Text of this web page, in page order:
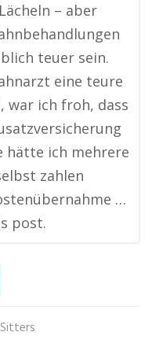
– aber
teuer sein.
eine teure
war ich froh, dass
hätte ich mehrere
zahlen
…
post.
Sitters